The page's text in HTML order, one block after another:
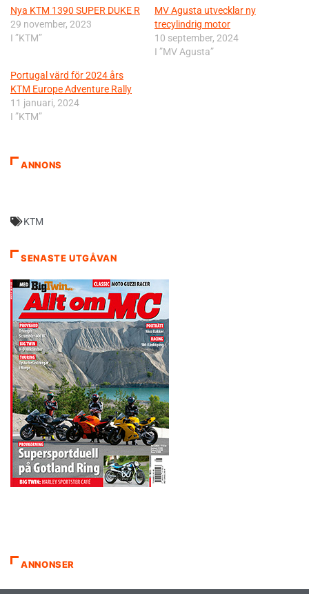
Nya KTM 1390 SUPER DUKE R
29 november, 2023
I ”KTM”
MV Agusta utvecklar ny
trecylindrig motor
10 september, 2024
I ”MV Agusta”
Portugal värd för 2024 års
KTM Europe Adventure Rally
11 januari, 2024
I ”KTM”
ANNONS
KTM
SENASTE UTGÅVAN
ANNONSER